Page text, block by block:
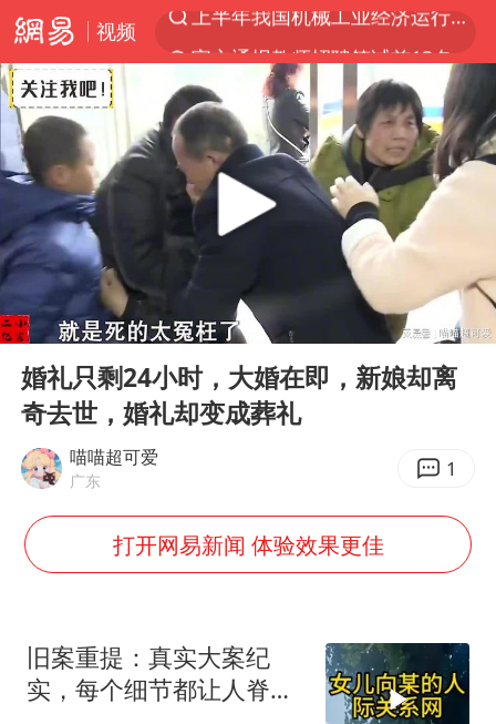
视频
官方通报教师招聘笔试前13名被淘汰
河南撤回“领导带薪错峰休假”通知
泰国枪击案凶手先杀祖父母后行凶
A股三大股指收涨
台风“白海豚”体型变大！环流面积接近13个浙江那么大
宇树科技中一签需缴款7.54万元
泰国校园枪击案死亡人数升至7人
四川宜宾市高县发生4.9级地震
“立秋的第一杯奶茶”又爆单了
向鹏0-3不敌张本智和
Meta重新支棱起来了吗
东方之约 相约未来
Play
00:00 12:16
婚礼只剩24小时，大婚在即，新娘却离
奇去世，婚礼却变成葬礼
喵喵超可爱
广东 1
打开网易新闻 体验效果更佳
旧案重提：真实大案纪
实，每个细节都让人脊背